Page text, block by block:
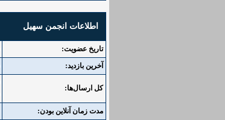
اطلاعات انجمن سهیل
تاریخ عضویت:
آخرین بازدید:
کل ارسال‌ها:
مدت زمان آنلاین بودن: